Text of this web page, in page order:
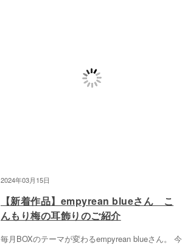
2024年03月15日
【新着作品】empyrean blueさん こ
んもり梅の耳飾りのご紹介
毎月BOXのテーマが変わるempyrean blueさん。 今